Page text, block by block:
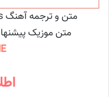
متن و ترجمه آهنگ Goosebumps از ZEROBASEONE
متن موزیک